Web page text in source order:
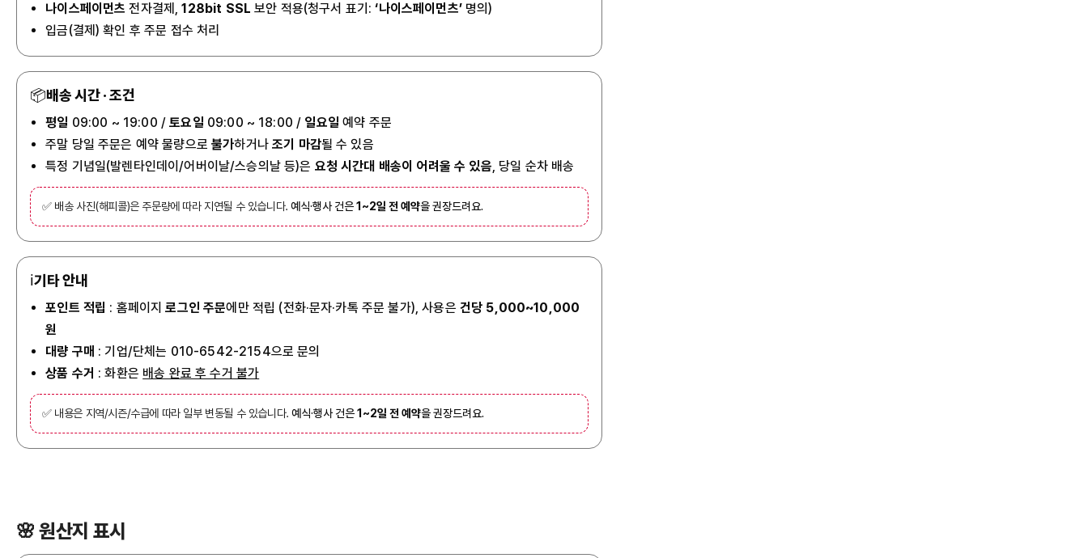
나이스페이먼츠 전자결제,128bit SSL 보안 적용(청구서 표기:‘나이스페이먼츠’명의)
입금(결제) 확인 후 주문 접수 처리
📦배송 시간 · 조건
평일 09:00 ~ 19:00 /토요일 09:00 ~ 18:00 / 일요일 예약 주문
주말 당일 주문은 예약 물량으로불가하거나조기 마감될 수 있음
특정 기념일(발렌타인데이/어버이날/스승의날 등)은 요청 시간대 배송이 어려울 수 있음, 당일 순차 배송
✅ 배송 사진(해피콜)은 주문량에 따라 지연될 수 있습니다.예식·행사 건은1~2일 전 예약을 권장드려요.
ℹ️기타 안내
포인트 적립 : 홈페이지로그인 주문에만 적립 (전화·문자·카톡 주문 불가), 사용은 건당 5,000~10,000
원
대량 구매 : 기업/단체는 010-6542-2154으로 문의
상품 수거 : 화환은 배송 완료 후 수거 불가
✅ 내용은 지역/시즌/수급에 따라 일부 변동될 수 있습니다.예식·행사 건은1~2일 전 예약을 권장드려요.
🌸 원산지 표시